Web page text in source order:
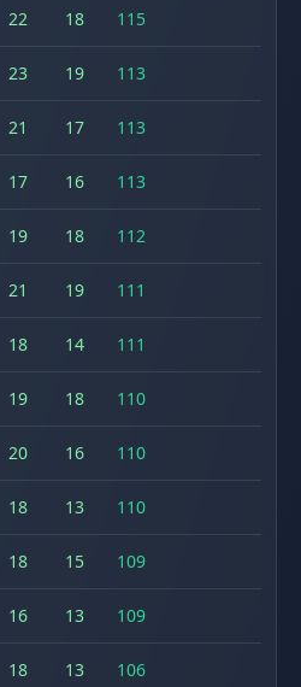
22 18 115
23 19 113
21 17 113
17 16 113
19 18 112
21 19 111
18 14 111
19 18 110
20 16 110
18 13 110
18 15 109
16 13 109
18 13 106